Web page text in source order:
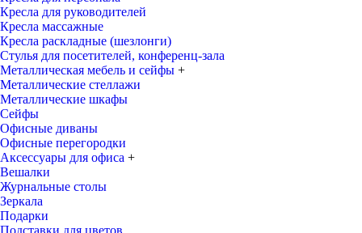
Кресла для руководителей
Кресла массажные
Кресла раскладные (шезлонги)
Стулья для посетителей, конференц-зала
Металлическая мебель и сейфы +
Металлические стеллажи
Металлические шкафы
Сейфы
Офисные диваны
Офисные перегородки
Аксессуары для офиса +
Вешалки
Журнальные столы
Зеркала
Подарки
Подставки для цветов